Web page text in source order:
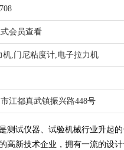
会员查看
机,门尼粘度计,电子拉力机
江都真武镇振兴路448号
测试仪器、试验机械行业升起
高新技术企业，拥有一流的设